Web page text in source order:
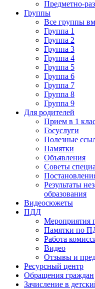
Предметно-
Группы
Все группы
Группа 1
Группа 2
Группа 3
Группа 4
Группа 5
Группа 6
Группа 7
Группа 8
Группа 9
Для родителей
Прием в 1
Госуслуги
Полезные
Памятки
Объявления
Советы
Результаты
образования
Видеосюжеты
ПДД
Памятки по
Работа
Видео
Отзывы и
Ресурсный центр
Обращения граждан
Зачисление в